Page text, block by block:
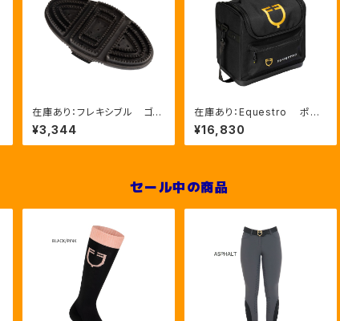
在庫あり：フレキシブル ゴム
ブラシ（ETS00006）
¥3,344
在庫あり：Equestro ポケ
ットいっぱいグルーミングバッ
グ（ETS02013）
¥16,830
セール中の商品